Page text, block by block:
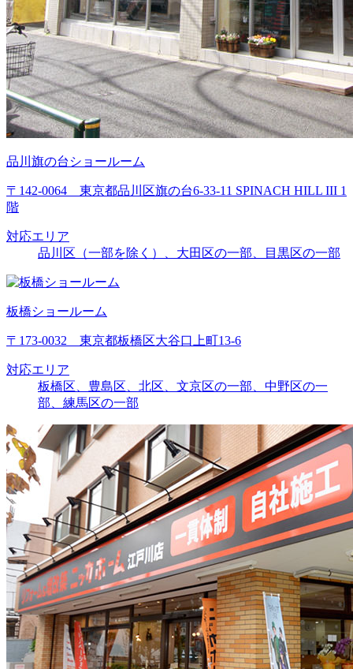
品川旗の台ショールーム
〒142-0064 東京都品川区旗の台6-33-11 SPINACH HILL III 1
階
対応エリア
品川区（一部を除く）、大田区の一部、目黒区の一部
板橋ショールーム
〒173-0032 東京都板橋区大谷口上町13-6
対応エリア
板橋区、豊島区、北区、文京区の一部、中野区の一
部、練馬区の一部